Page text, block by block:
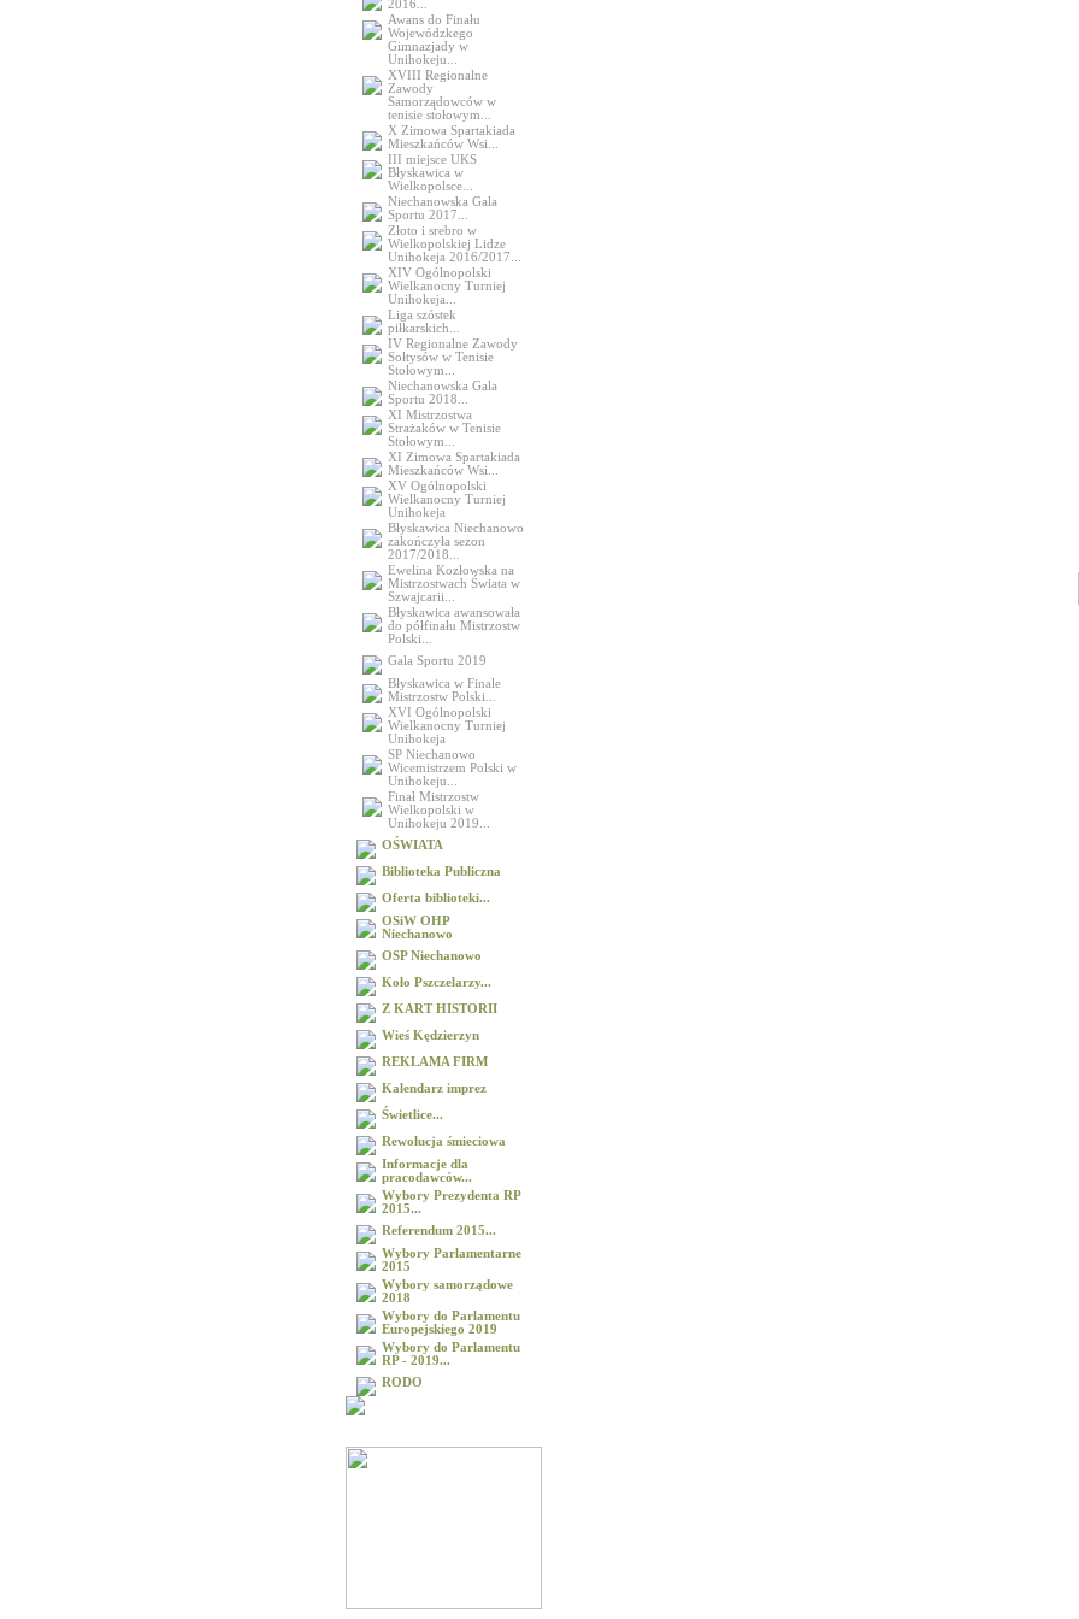
2016...
Awans do Finału
Wojewódzkego
Gimnazjady w
Unihokeju...
XVIII Regionalne
Zawody
Samorządowców w
tenisie stołowym...
X Zimowa Spartakiada
Mieszkańców Wsi...
III miejsce UKS
Błyskawica w
Wielkopolsce...
Niechanowska Gala
Sportu 2017...
Złoto i srebro w
Wielkopolskiej Lidze
Unihokeja 2016/2017...
XIV Ogólnopolski
Wielkanocny Turniej
Unihokeja...
Liga szóstek
piłkarskich...
IV Regionalne Zawody
Sołtysów w Tenisie
Stołowym...
Niechanowska Gala
Sportu 2018...
XI Mistrzostwa
Strażaków w Tenisie
Stołowym...
XI Zimowa Spartakiada
Mieszkańców Wsi...
XV Ogólnopolski
Wielkanocny Turniej
Unihokeja
Błyskawica Niechanowo
zakończyła sezon
2017/2018...
Ewelina Kozłowska na
Mistrzostwach Świata w
Szwajcarii...
Błyskawica awansowała
do półfinału Mistrzostw
Polski...
Gala Sportu 2019
Błyskawica w Finale
Mistrzostw Polski...
XVI Ogólnopolski
Wielkanocny Turniej
Unihokeja
SP Niechanowo
Wicemistrzem Polski w
Unihokeju...
Finał Mistrzostw
Wielkopolski w
Unihokeju 2019...
OŚWIATA
Biblioteka Publiczna
Oferta biblioteki...
OSiW OHP
Niechanowo
OSP Niechanowo
Koło Pszczelarzy...
Z KART HISTORII
Wieś Kędzierzyn
REKLAMA FIRM
Kalendarz imprez
Świetlice...
Rewolucja śmieciowa
Informacje dla
pracodawców...
Wybory Prezydenta RP
2015...
Referendum 2015...
Wybory Parlamentarne
2015
Wybory samorządowe
2018
Wybory do Parlamentu
Europejskiego 2019
Wybory do Parlamentu
RP - 2019...
RODO